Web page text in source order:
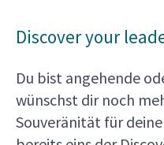
Discover your
Du bist angehende
wünschst dir noch
Souveränität für